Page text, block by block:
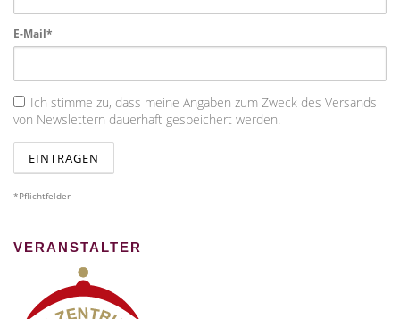
E-Mail*
Ich stimme zu, dass meine Angaben zum Zweck des Versands
von Newslettern dauerhaft gespeichert werden.
*Pflichtfelder
VERANSTALTER